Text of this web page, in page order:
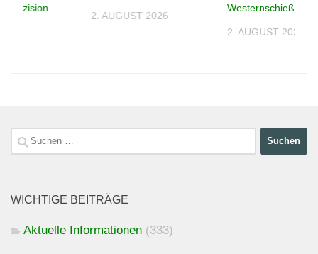
2. AUGUST 2026
Westernschießen
2. AUGUST 2026
Präzision
Suchen
nach:
WICHTIGE BEITRÄGE
Aktuelle Informationen (333)